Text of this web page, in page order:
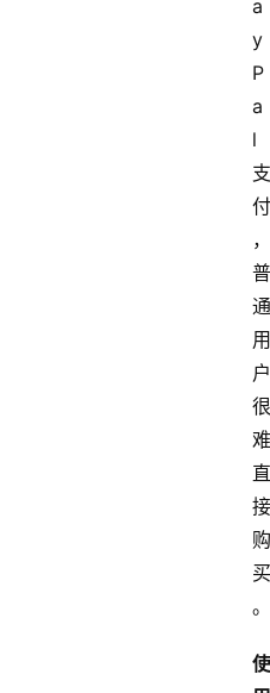
a
y
P
a
l
支
付
，
普
通
用
户
很
难
直
接
购
买
。
使